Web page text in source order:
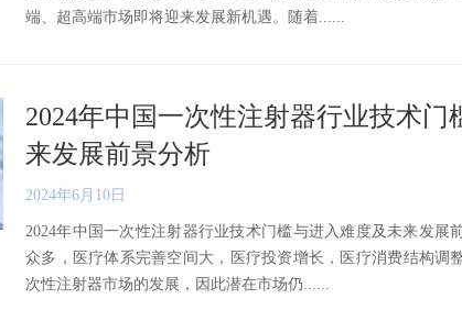
端、超高端市场即将迎来发展新机遇。随着......
2024年中国一次性注射器行业技术门
来发展前景分析
2024年6月10日
2024年中国一次性注射器行业技术门槛与进入难度及未来发展
众多，医疗体系完善空间大，医疗投资增长，医疗消费结构调
次性注射器市场的发展，因此潜在市场仍......